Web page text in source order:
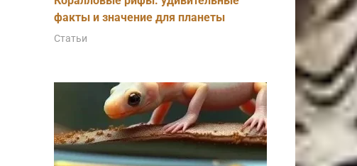
факты и значение для планеты
Статьи